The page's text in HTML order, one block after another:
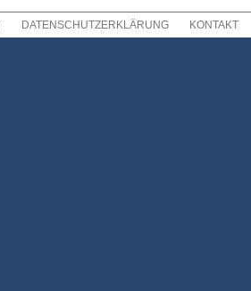
DATENSCHUTZERKLÄRUNG KONTAKT